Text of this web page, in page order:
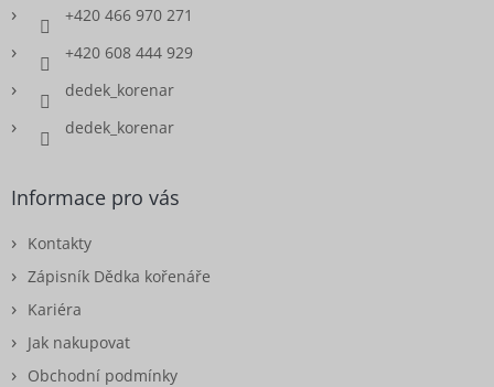
+420 466 970 271
+420 608 444 929
dedek_korenar
dedek_korenar
Informace pro vás
Kontakty
Zápisník Dědka kořenáře
Kariéra
Jak nakupovat
Obchodní podmínky